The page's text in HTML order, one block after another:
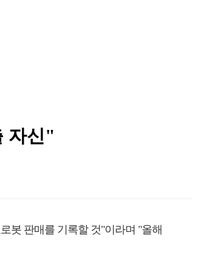
자신"
봇 판매를 기록할 것"이라며 "올해